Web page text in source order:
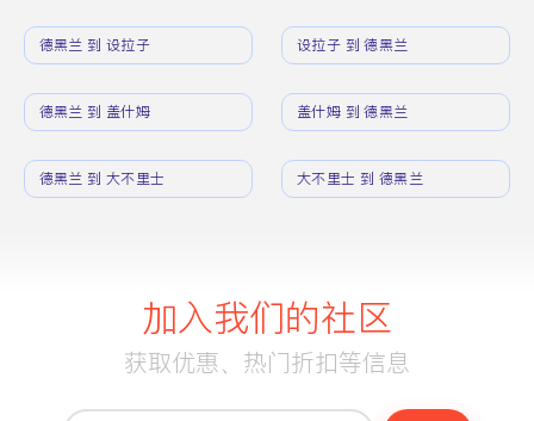
德黑兰 到 设拉子 设拉子 到 德黑兰
德黑兰 到 盖什姆 盖什姆 到 德黑兰
德黑兰 到 大不里士 大不里士 到 德黑兰
加入我们的社区
获取优惠、热门折扣等信息